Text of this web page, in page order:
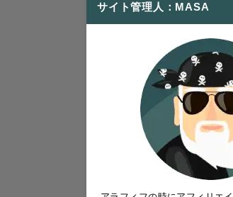
サイト管理人：MASA